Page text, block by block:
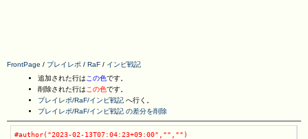
FrontPage / プレイレポ / RaF / インピ戦記
追加された行は この色です。
削除された行は この色です。
プレイレポ/RaF/インピ戦記 へ行く。
プレイレポ/RaF/インピ戦記 の差分を削除
#author("2023-02-13T07:04:23+09:00","","")